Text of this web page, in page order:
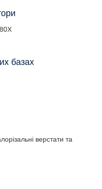
базах
верстати та